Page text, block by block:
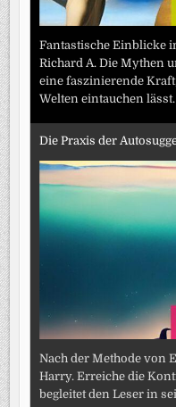
Fantastische Einblicke
Richard A. Die Mythen
eine faszinierende
Welten eintauchen
Die Praxis der
Nach der Methode von
Harry. Erreiche die
begleitet den Leser in